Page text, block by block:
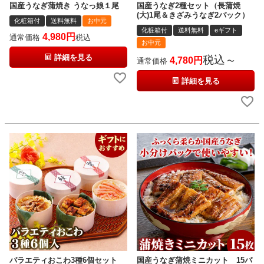
国産うなぎ蒲焼き うなっ娘１尾
化粧箱付 送料無料 お中元
通常価格 4,980 税込
詳細を見る
国産うなぎ2種セット（長蒲焼
(大)1尾＆きざみうなぎ2パック）
化粧箱付 送料無料
eギフト
お中元
通常価格 4,780 税込 〜
詳細を見る
バラエティおこわ3種6個セット
国産うなぎ蒲焼ミニカット 15パ